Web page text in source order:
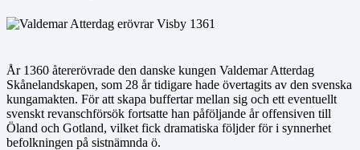
År 1360 återerövrade den danske kungen Valdemar Atterdag
Skånelandskapen, som 28 år tidigare hade övertagits av den svenska
kungamakten. För att skapa buffertar mellan sig och ett eventuellt
svenskt revanschförsök fortsatte han påföljande år offensiven till
Öland och Gotland, vilket fick dramatiska följder för i synnerhet
befolkningen på sistnämnda ö.